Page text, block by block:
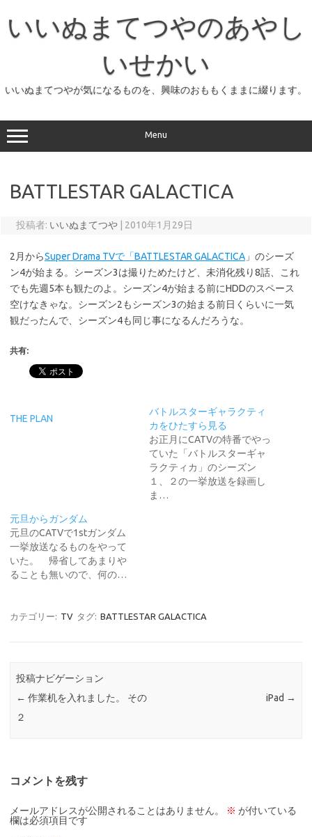
プ
いいぬまてつやのあやし
いせかい
いいぬまてつやが気になるものを、興味のおももくままに綴ります。
Menu
BATTLESTAR GALACTICA
投稿者: いいぬまてつや 2010年1月29日
2月からSuper Drama TVで「BATTLESTAR GALACTICA 」のシーズ
ン4が始まる。シーズン3は撮りためたけど、未消化残り8話、これ
でも先週5本も観たのよ。シーズン4が始まる前にHDDのスペース
空けなきゃな。シーズン2もシーズン3の始まる前日くらいに一気
観だったんで、シーズン4も同じ事になるんだろうな。
共有:
THE PLAN
バトルスターギャラクティ
カをひたすら見る
お正月にCATVの特番でやっ
ていた「バトルスターギャ
ラクティカ」のシーズン
１、２の一挙放送を録画し
ま…
元旦からガンダム
元旦のCATVで1stガンダム
一挙放送なるものをやって
いた。 帰省してあまりや
ることも無いので、何の…
カテゴリー: TV タグ: BATTLESTAR GALACTICA
投稿ナビゲーション
← 作業机を入れました。 その
２
iPad →
コメントを残す
メールアドレスが公開されることはありません。 ※ が付いている
欄は必須項目です